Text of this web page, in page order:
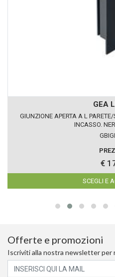
GEA
GIUNZIONE APERTA A L
INCASSO.
€
SCEGLI E
Offerte e promozioni
Iscriviti alla nostra newsletter per